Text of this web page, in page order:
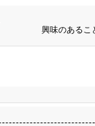
興味のあるこ